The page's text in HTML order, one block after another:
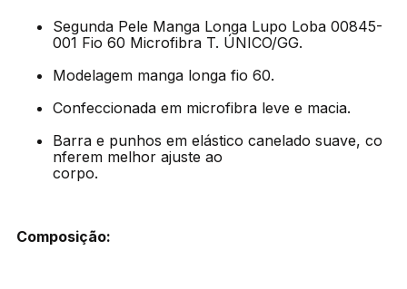
Segunda Pele Manga Longa Lupo Loba 00845-
001 Fio 60 Microfibra T. ÚNICO/GG.
Modelagem manga longa fio 60.
Confeccionada em microfibra leve e macia.
Barra e punhos em elástico canelado suave, co
nferem melhor ajuste ao
corpo.
Composição: